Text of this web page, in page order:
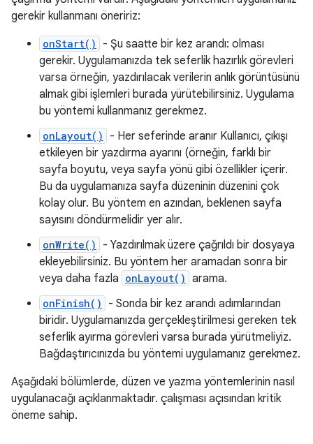
gerekir kullanmanı öneririz:
onStart()
- Şu saatte bir kez arandı: olması
gerekir. Uygulamanızda tek seferlik hazırlık görevleri
varsa örneğin, yazdırılacak verilerin anlık görüntüsünü
almak gibi işlemleri burada yürütebilirsiniz. Uygulama
bu yöntemi kullanmanız gerekmez.
onLayout()
- Her seferinde aranır Kullanıcı, çıkışı
etkileyen bir yazdırma ayarını (örneğin, farklı bir
sayfa boyutu, veya sayfa yönü gibi özellikler içerir.
Bu da uygulamanıza sayfa düzeninin düzenini çok
kolay olur. Bu yöntem en azından, beklenen sayfa
sayısını döndürmelidir yer alır.
onWrite()
- Yazdırılmak üzere çağrıldı bir dosyaya
ekleyebilirsiniz. Bu yöntem her aramadan sonra bir
veya daha fazla onLayout() arama.
onFinish()
- Sonda bir kez arandı adımlarından
biridir. Uygulamanızda gerçekleştirilmesi gereken tek
seferlik ayırma görevleri varsa burada yürütmeliyiz.
Bağdaştırıcınızda bu yöntemi uygulamanız gerekmez.
Aşağıdaki bölümlerde, düzen ve yazma yöntemlerinin nasıl
uygulanacağı açıklanmaktadır. çalışması açısından kritik
öneme sahip.